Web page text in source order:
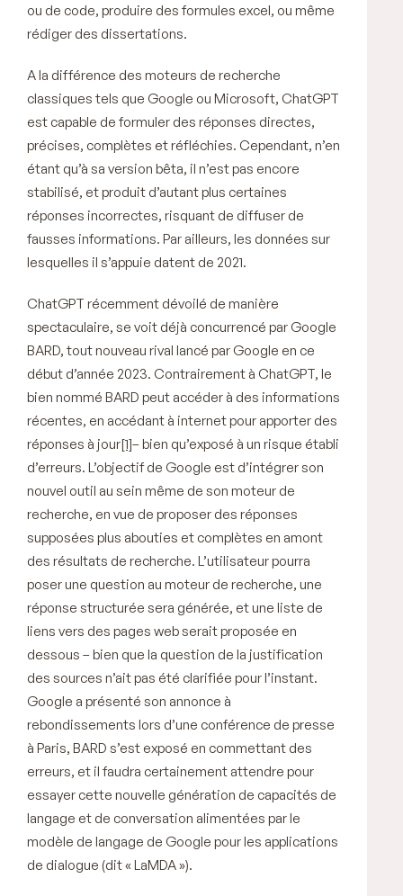
ou de code, produire des formules excel, ou même
rédiger des dissertations.
A la différence des moteurs de recherche
classiques tels que Google ou Microsoft, ChatGPT
est capable de formuler des réponses directes,
précises, complètes et réfléchies. Cependant, n’en
étant qu’à sa version bêta, il n’est pas encore
stabilisé, et produit d’autant plus certaines
réponses incorrectes, risquant de diffuser de
fausses informations. Par ailleurs, les données sur
lesquelles il s’appuie datent de 2021.
ChatGPT récemment dévoilé de manière
spectaculaire, se voit déjà concurrencé par Google
BARD, tout nouveau rival lancé par Google en ce
début d’année 2023. Contrairement à ChatGPT, le
bien nommé BARD peut accéder à des informations
récentes, en accédant à internet pour apporter des
réponses à jour[1]– bien qu’exposé à un risque établi
d’erreurs. L’objectif de Google est d’intégrer son
nouvel outil au sein même de son moteur de
recherche, en vue de proposer des réponses
supposées plus abouties et complètes en amont
des résultats de recherche. L’utilisateur pourra
poser une question au moteur de recherche, une
réponse structurée sera générée, et une liste de
liens vers des pages web serait proposée en
dessous – bien que la question de la justification
des sources n’ait pas été clarifiée pour l’instant.
Google a présenté son annonce à
rebondissements lors d’une conférence de presse
à Paris, BARD s’est exposé en commettant des
erreurs, et il faudra certainement attendre pour
essayer cette nouvelle génération de capacités de
langage et de conversation alimentées par le
modèle de langage de Google pour les applications
de dialogue (dit « LaMDA »).